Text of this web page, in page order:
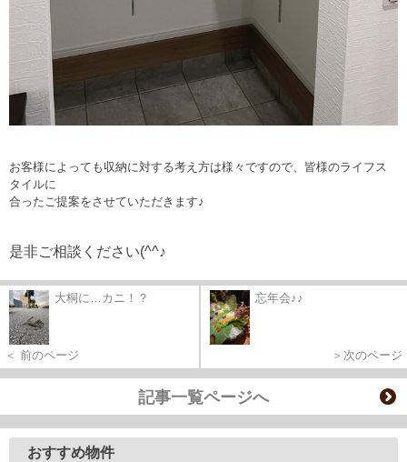
お客様によっても収納に対する考え方は様々ですので、皆様のライフス
タイルに
合ったご提案をさせていただきます♪
是非ご相談ください(^^♪
大桐に…カニ！？
＜ 前のページ
忘年会♪♪
＞次のページ
記事一覧ページへ
おすすめ物件